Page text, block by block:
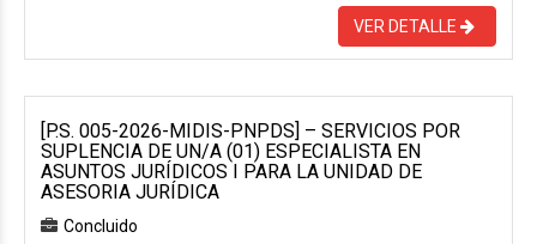
VER DETALLE
[P.S. 005-2026-MIDIS-PNPDS] – SERVICIOS POR
SUPLENCIA DE UN/A (01) ESPECIALISTA EN
ASUNTOS JURÍDICOS I PARA LA UNIDAD DE
ASESORIA JURÍDICA
Concluido